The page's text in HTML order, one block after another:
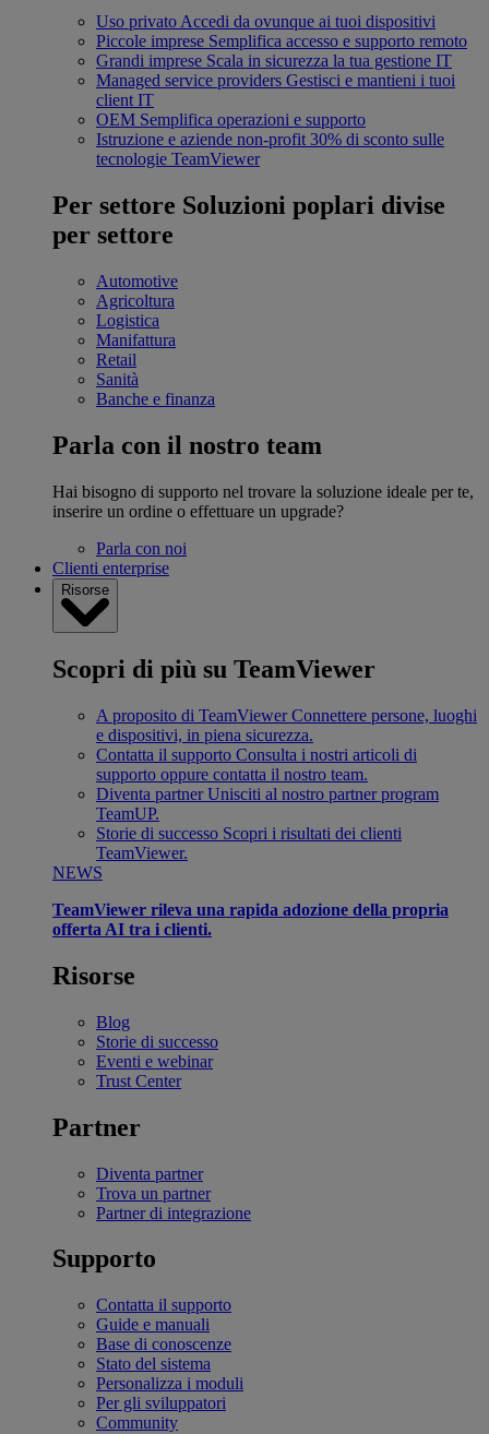
Uso privato Accedi da ovunque ai tuoi dispositivi
Piccole imprese Semplifica accesso e supporto remoto
Grandi imprese Scala in sicurezza la tua gestione IT
Managed service providers Gestisci e mantieni i tuoi
client IT
OEM Semplifica operazioni e supporto
Istruzione e aziende non-profit 30% di sconto sulle
tecnologie TeamViewer
Per settore Soluzioni poplari divise
per settore
Automotive
Agricoltura
Logistica
Manifattura
Retail
Sanità
Banche e finanza
Parla con il nostro team
Hai bisogno di supporto nel trovare la soluzione ideale per te,
inserire un ordine o effettuare un upgrade?
Parla con noi
Clienti enterprise
Risorse
Scopri di più su TeamViewer
A proposito di TeamViewer Connettere persone, luoghi
e dispositivi, in piena sicurezza.
Contatta il supporto Consulta i nostri articoli di
supporto oppure contatta il nostro team.
Diventa partner Unisciti al nostro partner program
TeamUP.
Storie di successo Scopri i risultati dei clienti
TeamViewer.
NEWS
TeamViewer rileva una rapida adozione della propria
offerta AI tra i clienti.
Risorse
Blog
Storie di successo
Eventi e webinar
Trust Center
Partner
Diventa partner
Trova un partner
Partner di integrazione
Supporto
Contatta il supporto
Guide e manuali
Base di conoscenze
Stato del sistema
Personalizza i moduli
Per gli sviluppatori
Community